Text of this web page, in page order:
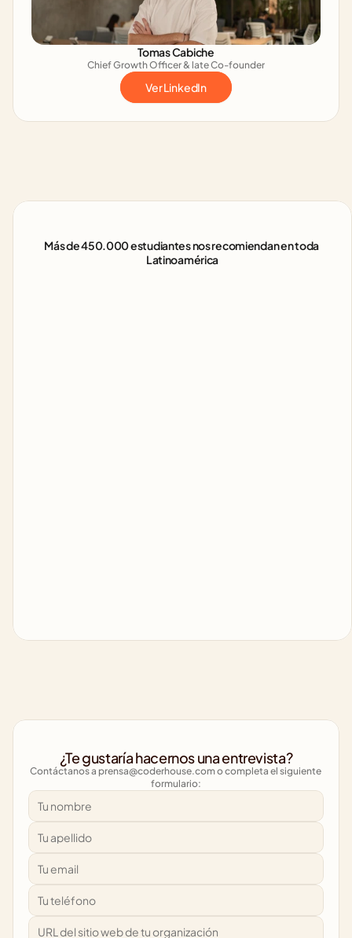
Tomas Cabiche
Chief Growth Officer & late Co-founder
Ver LinkedIn
Más de 450.000 estudiantes nos recomiendan en toda
Latinoamérica
¿Te gustaría hacernos una entrevista?
Contáctanos a prensa@coderhouse.com o completa el siguiente
formulario: